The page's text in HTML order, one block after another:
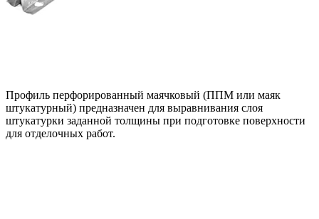
Профиль перфорированный маячковый (ППМ или маяк
штукатурный) предназначен для выравнивания слоя
штукатурки заданной толщины при подготовке поверхности
для отделочных работ.